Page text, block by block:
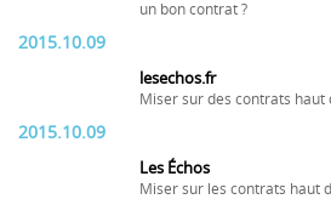
un bon contrat ?
2015.10.09
lesechos.fr
Miser sur des contrats haut
2015.10.09
Les Échos
Miser sur les contrats haut